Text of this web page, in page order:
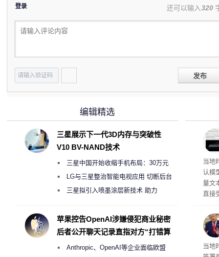
登录 还可以输入320
发布
当地
认模
量文
直接
幅较
育
当地
编辑精选
三星展示下一代3D内存与突破性
V10 BV-NAND技术
三星中国开始收缩手机布局：30万元
月销售额不达标门店 将被逐步清退
LG与三星整治智能电视应用 切断后台
偷偷共享带宽的违规行为
三星拟引入喷墨涂层新技术 助力
度
苹果控告OpenAI涉嫌侵犯商业秘密
后者公开聊天记录直指对方“打错算
Anthropic、OpenAI等企业面临欧盟